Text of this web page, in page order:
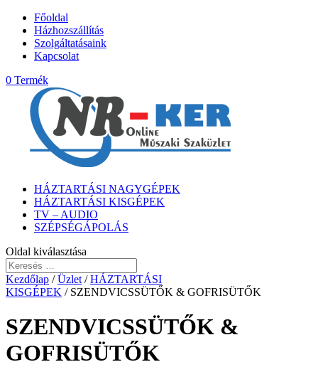
Főoldal
Házhozszállítás
Szolgáltatásaink
Kapcsolat
0 Termék
HÁZTARTÁSI NAGYGÉPEK
HÁZTARTÁSI KISGÉPEK
TV – AUDIO
SZÉPSÉGÁPOLÁS
Oldal kiválasztása
Kezdőlap /Üzlet /HÁZTARTÁSI
KISGÉPEK / SZENDVICSSÜTŐK & GOFRISÜTŐK
SZENDVICSSÜTŐK &
GOFRISÜTŐK